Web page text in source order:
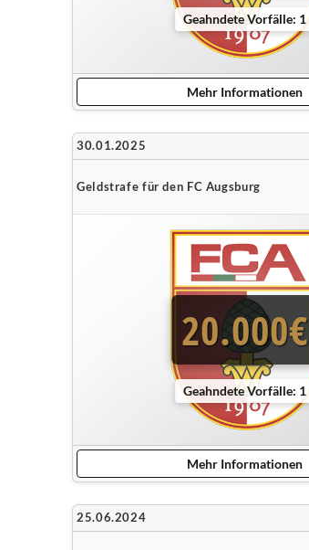
Geahndete Vorfälle: 1
Mehr Informationen
30.01.2025
Geldstrafe für den FC Augsburg
20.000€
Geahndete Vorfälle: 1
Mehr Informationen
25.06.2024